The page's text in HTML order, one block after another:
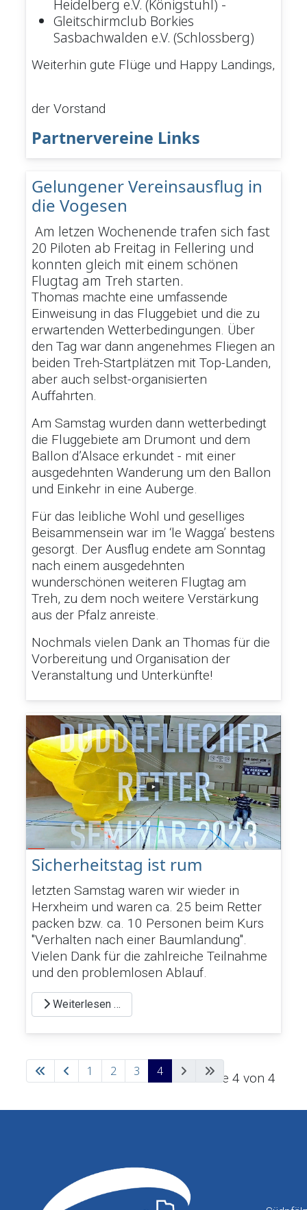
Heidelberg e.V. (Königstuhl) -
Gleitschirmclub Borkies
Sasbachwalden e.V. (Schlossberg)
Weiterhin gute Flüge und Happy Landings,
der Vorstand
Partnervereine Links
Gelungener Vereinsausflug in
die Vogesen
Am letzen Wochenende trafen sich fast
20 Piloten ab Freitag in Fellering und
konnten gleich mit einem schönen
Flugtag am Treh starten.
Thomas machte eine umfassende
Einweisung in das Fluggebiet und die zu
erwartenden Wetterbedingungen. Über
den Tag war dann angenehmes Fliegen an
beiden Treh-Startplätzen mit Top-Landen,
aber auch selbst-organisierten
Auffahrten.
Am Samstag wurden dann wetterbedingt
die Fluggebiete am Drumont und dem
Ballon d’Alsace erkundet - mit einer
ausgedehnten Wanderung um den Ballon
und Einkehr in eine Auberge.
Für das leibliche Wohl und geselliges
Beisammensein war im ‘le Wagga’ bestens
gesorgt. Der Ausflug endete am Sonntag
nach einem ausgedehnten
wunderschönen weiteren Flugtag am
Treh, zu dem noch weitere Verstärkung
aus der Pfalz anreiste.
Nochmals vielen Dank an Thomas für die
Vorbereitung und Organisation der
Veranstaltung und Unterkünfte!
Sicherheitstag ist rum
letzten Samstag waren wir wieder in
Herxheim und waren ca. 25 beim Retter
packen bzw. ca. 10 Personen beim Kurs
"Verhalten nach einer Baumlandung".
Vielen Dank für die zahlreiche Teilnahme
und den problemlosen Ablauf.
Weiterlesen …
Seite 4 von 4
1 2 3 4